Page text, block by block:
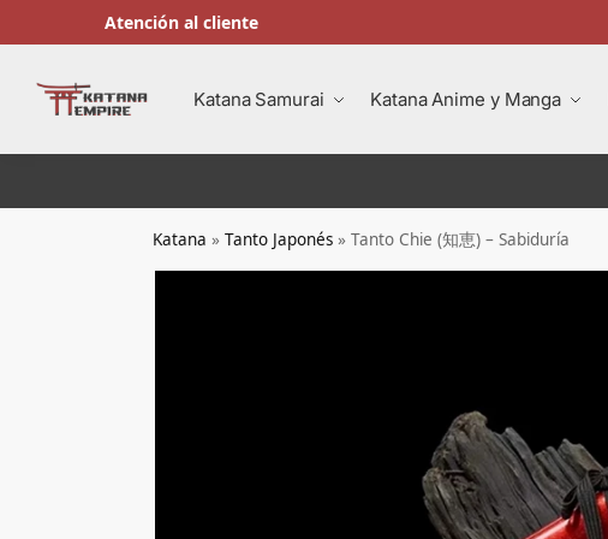
Atención al cliente
Katana Samurai Katana Anime y Manga
Buscar en
Katana »Tanto Japonés »Tanto Chie (知恵) – Sabiduría